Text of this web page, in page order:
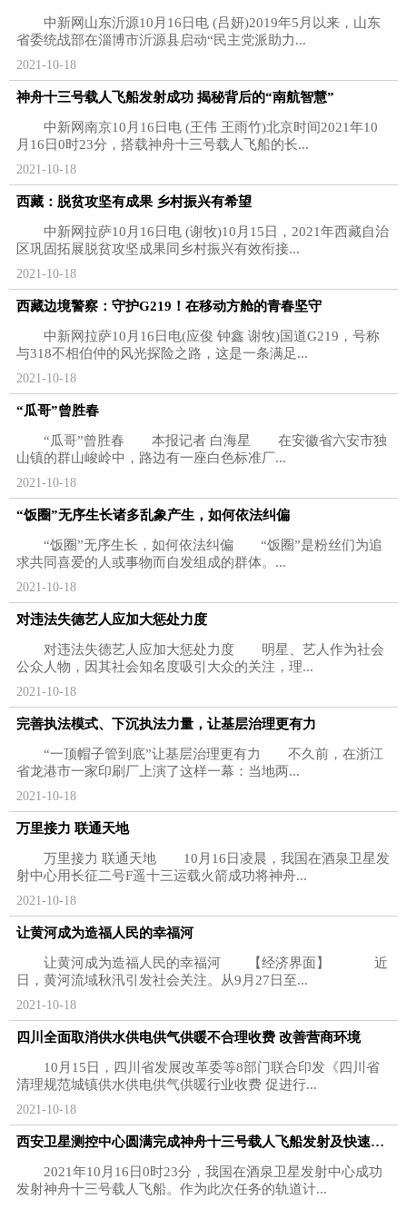
中新网山东沂源10月16日电 (吕妍)2019年5月以来，山东
省委统战部在淄博市沂源县启动“民主党派助力...
2021-10-18
神舟十三号载人飞船发射成功 揭秘背后的“南航智慧”
中新网南京10月16日电 (王伟 王雨竹)北京时间2021年10
月16日0时23分，搭载神舟十三号载人飞船的长...
2021-10-18
西藏：脱贫攻坚有成果 乡村振兴有希望
中新网拉萨10月16日电 (谢牧)10月15日，2021年西藏自治
区巩固拓展脱贫攻坚成果同乡村振兴有效衔接...
2021-10-18
西藏边境警察：守护G219！在移动方舱的青春坚守
中新网拉萨10月16日电(应俊 钟鑫 谢牧)国道G219，号称
与318不相伯仲的风光探险之路，这是一条满足...
2021-10-18
“瓜哥”曾胜春
“瓜哥”曾胜春 本报记者 白海星 在安徽省六安市独
山镇的群山峻岭中，路边有一座白色标准厂...
2021-10-18
“饭圈”无序生长诸多乱象产生，如何依法纠偏
“饭圈”无序生长，如何依法纠偏 “饭圈”是粉丝们为追
求共同喜爱的人或事物而自发组成的群体。...
2021-10-18
对违法失德艺人应加大惩处力度
对违法失德艺人应加大惩处力度 明星、艺人作为社会
公众人物，因其社会知名度吸引大众的关注，理...
2021-10-18
完善执法模式、下沉执法力量，让基层治理更有力
“一顶帽子管到底”让基层治理更有力 不久前，在浙江
省龙港市一家印刷厂上演了这样一幕：当地两...
2021-10-18
万里接力 联通天地
万里接力 联通天地 10月16日凌晨，我国在酒泉卫星发
射中心用长征二号F遥十三运载火箭成功将神舟...
2021-10-18
让黄河成为造福人民的幸福河
让黄河成为造福人民的幸福河 【经济界面】 近
日，黄河流域秋汛引发社会关注。从9月27日至...
2021-10-18
四川全面取消供水供电供气供暖不合理收费 改善营商环境
10月15日，四川省发展改革委等8部门联合印发《四川省
清理规范城镇供水供电供气供暖行业收费 促进行...
2021-10-18
西安卫星测控中心圆满完成神舟十三号载人飞船发射及快速自主交会对接测控任务
2021年10月16日0时23分，我国在酒泉卫星发射中心成功
发射神舟十三号载人飞船。作为此次任务的轨道计...